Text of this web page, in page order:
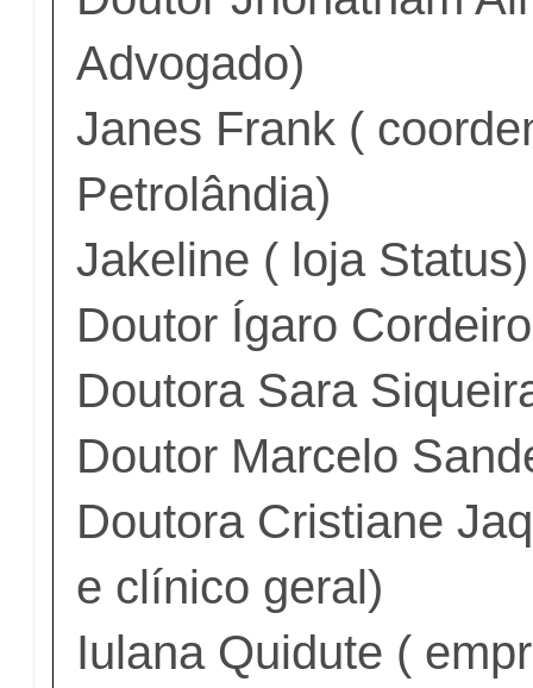
Advogado)
Janes Frank (
Petrolândia)
Jakeline ( loja
Doutor Ígaro
Doutora Sara
Doutor Marcelo
Doutora Cristiane
e clínico geral)
Iulana Quidute (